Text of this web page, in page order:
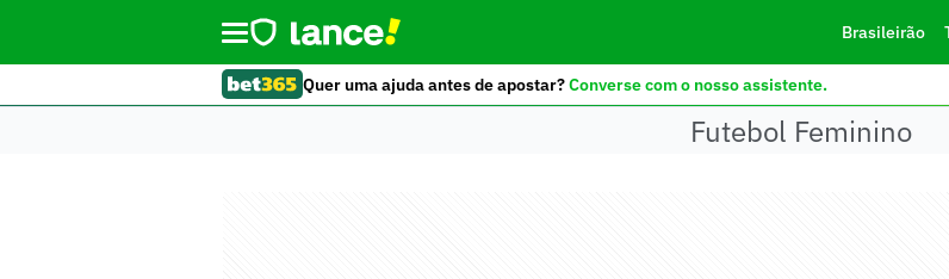
Brasileirão
Quer uma ajuda antes de apostar?Converse com o nosso assistente.
Futebol Feminino